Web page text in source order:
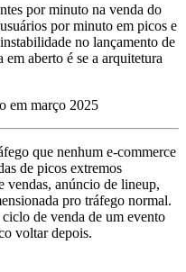
por minuto na venda do
por minuto em picos e
no lançamento de
aberto é se a arquitetura
em março 2025
que nenhum e-commerce
de picos extremos
vendas, anúncio de lineup,
pro tráfego normal.
de venda de um evento
voltar depois.